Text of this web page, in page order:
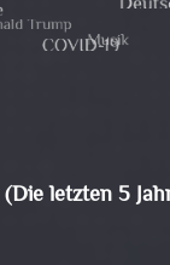
letzten 5